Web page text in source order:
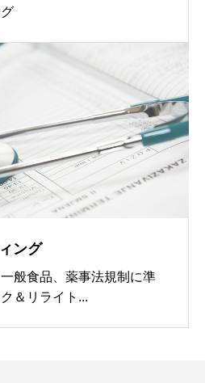
ング
般食品、薬事法規制に準
＆リライト...